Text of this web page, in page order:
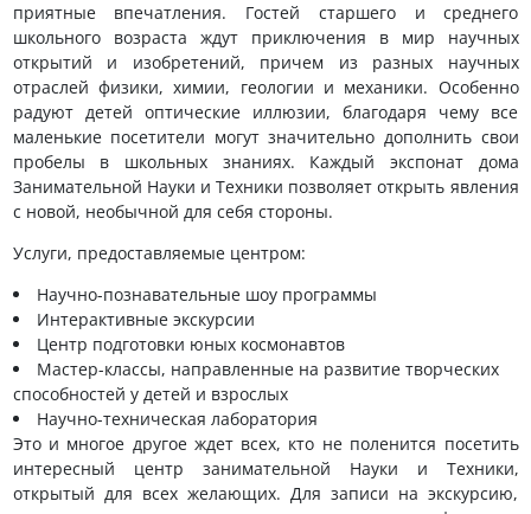
приятные впечатления. Гостей старшего и среднего
школьного возраста ждут приключения в мир научных
открытий и изобретений, причем из разных научных
отраслей физики, химии, геологии и механики. Особенно
радуют детей оптические иллюзии, благодаря чему все
маленькие посетители могут значительно дополнить свои
пробелы в школьных знаниях. Каждый экспонат дома
Занимательной Науки и Техники позволяет открыть явления
с новой, необычной для себя стороны.
Услуги, предоставляемые центром:
Научно-познавательные шоу программы
Интерактивные экскурсии
Центр подготовки юных космонавтов
Мастер-классы, направленные на развитие творческих
способностей у детей и взрослых
Научно-техническая лаборатория
Это и многое другое ждет всех, кто не поленится посетить
интересный центр занимательной Науки и Техники,
открытый для всех желающих. Для записи на экскурсию,